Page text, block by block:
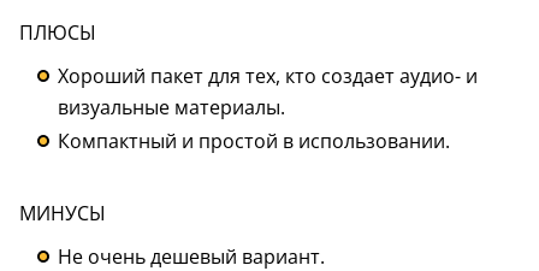
ПЛЮСЫ
Хороший пакет для тех, кто создает аудио- и
визуальные материалы.
Компактный и простой в использовании.
МИНУСЫ
Не очень дешевый вариант.